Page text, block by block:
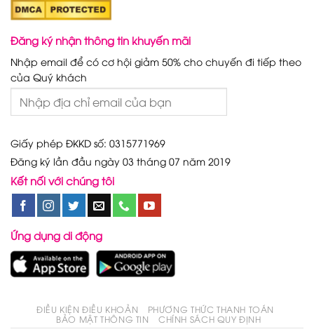
Đăng ký nhận thông tin khuyến mãi
Nhập email để có cơ hội giảm 50% cho chuyến đi tiếp theo
của Quý khách
Giấy phép ĐKKD số: 0315771969
Đăng ký lần đầu ngày 03 tháng 07 năm 2019
Kết nối với chúng tôi
Ứng dụng di động
ĐIỀU KIỆN ĐIỀU KHOẢN
PHƯƠNG THỨC THANH TOÁN
BẢO MẬT THÔNG TIN
CHÍNH SÁCH QUY ĐỊNH